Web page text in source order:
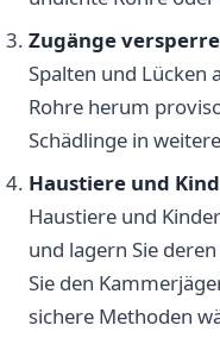
Zugänge
Spalten und Lücken
Rohre herum
Schädlinge in
Haustiere und
Haustiere und
und lagern Sie
Sie den
sichere Methoden